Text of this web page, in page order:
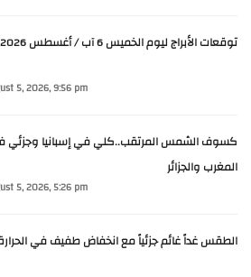
توقعات الأبراج ليوم الخميس 6 آب / أغسطس 2026
5, 2026, 9:56 pm
كسوف الشمس المرتقب..كلي في إسبانيا وجزئي
المغرب والجزائر
5, 2026, 5:26 pm
الطقس غداً غائم جزئياً مع انخفاض طفيف في